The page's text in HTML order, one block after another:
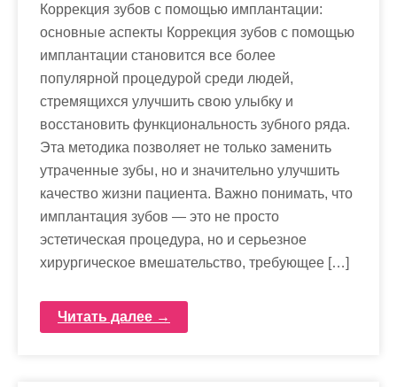
Коррекция зубов с помощью имплантации:
основные аспекты Коррекция зубов с помощью
имплантации становится все более
популярной процедурой среди людей,
стремящихся улучшить свою улыбку и
восстановить функциональность зубного ряда.
Эта методика позволяет не только заменить
утраченные зубы, но и значительно улучшить
качество жизни пациента. Важно понимать, что
имплантация зубов — это не просто
эстетическая процедура, но и серьезное
хирургическое вмешательство, требующее […]
Читать далее →